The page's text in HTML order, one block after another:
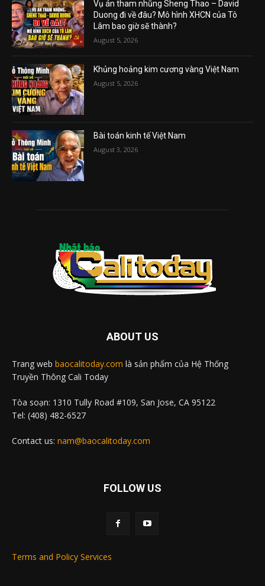
Vụ án tham nhũng Sheng Thao – David
Duong đi về đâu? Mô hình XHCN của Tô
Lâm bao giờ sẽ thành?
August 5, 2026
Khủng hoảng kim cương vàng Việt Nam
August 5, 2026
Bài toán kinh tế Việt Nam
August 3, 2026
ABOUT US
Trang web baocalitoday.com là sản phẩm của Hệ Thống
Truyền Thông Cali Today
Tòa soạn: 1310 Tully Road #109, San Jose, CA 95122
Tel: (408) 482-6527
Contact us: nam@baocalitoday.com
FOLLOW US
Terms and Policy Services